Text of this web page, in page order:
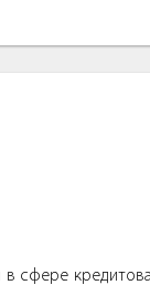
сфере